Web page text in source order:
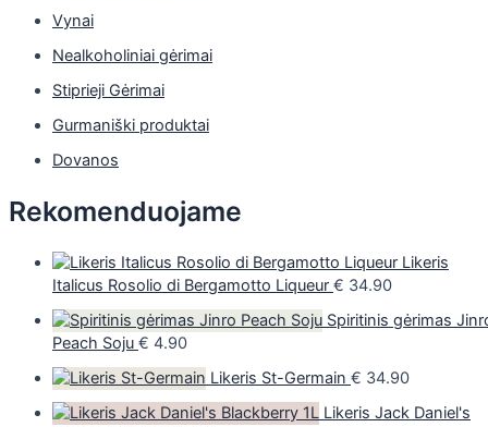
Vynai
Nealkoholiniai gėrimai
Stiprieji Gėrimai
Gurmaniški produktai
Dovanos
Rekomenduojame
Likeris
Italicus Rosolio di Bergamotto Liqueur € 34.90
Spiritinis gėrimas
Peach Soju € 4.90
Likeris St-Germain € 34.90
Likeris Jack Daniel's